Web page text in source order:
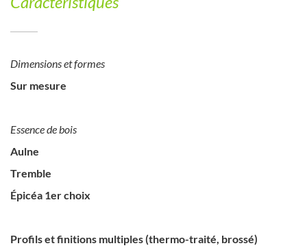
Dimensions et formes
Sur mesure
Essence de bois
Aulne
Tremble
Épicéa 1er choix
Profils et finitions multiples (thermo-traité, brossé)